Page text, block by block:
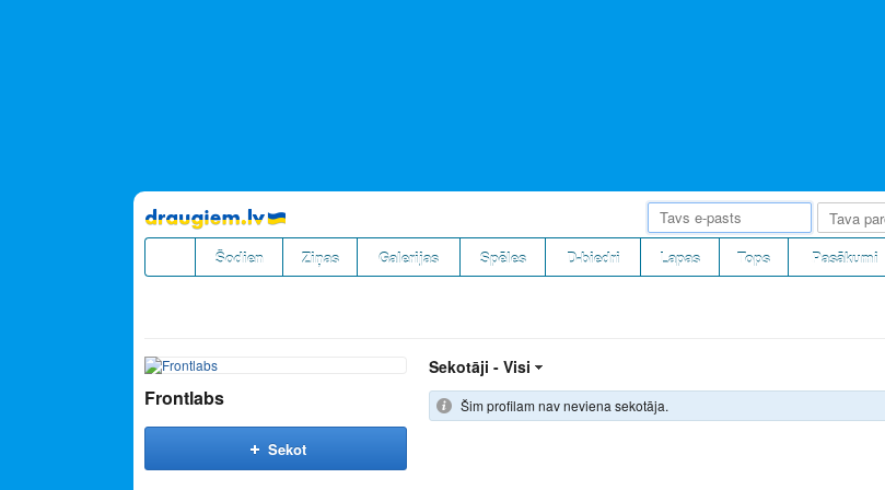
Pāriet
uz
saturu
Šodien Ziņas Galerijas Spēles D-biedri Lapas Tops Pasākumi
Frontlabs
Sekot
Sekotāji - Visi
Šim profilam nav neviena sekotāja.